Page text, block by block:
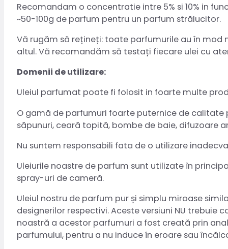
Recomandam o concentratie intre 5% si 10% in
~50-100g de parfum pentru un parfum strălucitor.
Vă rugăm să rețineți: toate parfumurile au în mod
altul. Vă recomandăm să testați fiecare ulei cu
Domenii de utilizare:
Uleiul parfumat poate fi folosit in foarte multe
O gamă de parfumuri foarte puternice de calitate
săpunuri, ceară topită, bombe de baie, difuzoare
Nu suntem responsabili fata de o utilizare
Uleiurile noastre de parfum sunt utilizate în
spray-uri de cameră.
Uleiul nostru de parfum pur și simplu miroase
designerilor respectivi. Aceste versiuni NU
noastră a acestor parfumuri a fost creată prin
parfumului, pentru a nu induce în eroare sau